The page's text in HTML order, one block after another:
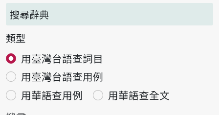
搜尋辭典
類型
用臺灣台語查詞目
用臺灣台語查用例
用華語查用例
用華語查全文